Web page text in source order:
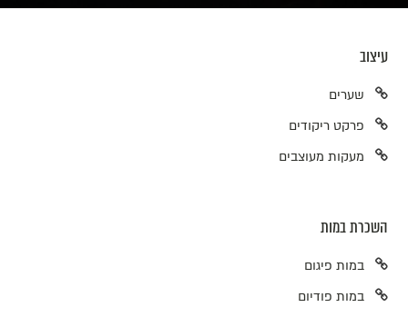
עיצוב
שערים
פרקט ריקודים
מעקות מעוצבים
השכרת במות
במות פיגום
במות פודיום